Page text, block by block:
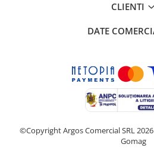
CLIENTI
DATE
©Copyright Argos Comercial SRL 2026
Gomag